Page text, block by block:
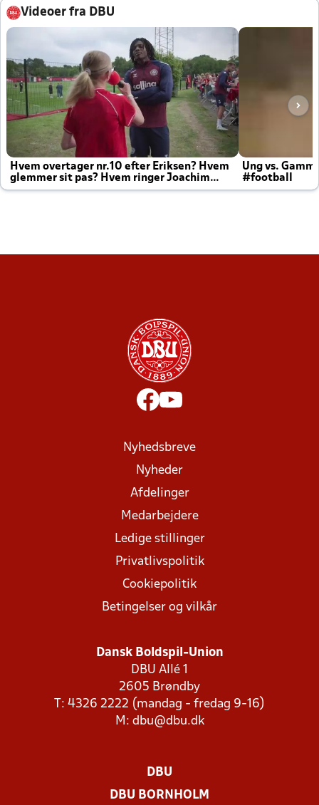
Videoer fra DBU
Hvem overtager nr.10 efter Eriksen? Hvem
glemmer sit pas? Hvem ringer Joachim
altid til efter kampe?
Ung vs.
#football
Nyhedsbreve
Nyheder
Afdelinger
Medarbejdere
Ledige stillinger
Privatlivspolitik
Cookiepolitik
Betingelser og vilkår
Dansk Boldspil-Union
DBU Allé 1
2605 Brøndby
T: 4326 2222 (mandag - fredag 9-16)
M: dbu@dbu.dk
DBU
DBU BORNHOLM